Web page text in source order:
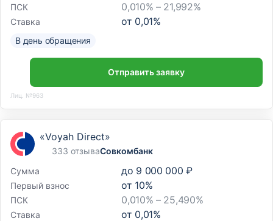
ПСК 0,010% – 21,992%
Ставка от 0,01%
В день обращения
Отправить заявку
Лиц. №963
«Voyah Direct»
333 отзываСовкомбанк
Сумма
до 9 000 000 ₽
Первый взнос от 10%
ПСК 0,010% – 25,490%
Ставка от 0,01%